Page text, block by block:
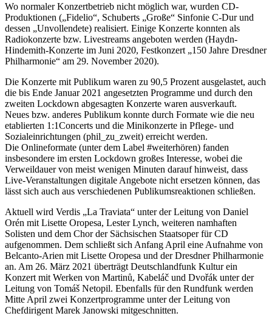
Wo normaler Konzertbetrieb nicht möglich war, wurden CD-
Produktionen („Fidelio“, Schuberts „Große“ Sinfonie C-Dur und
dessen „Unvollendete) realisiert. Einige Konzerte konnten als
Radiokonzerte bzw. Livestreams angeboten werden (Haydn-
Hindemith-Konzerte im Juni 2020, Festkonzert „150 Jahre Dresdner
Philharmonie“ am 29. November 2020).
Die Konzerte mit Publikum waren zu 90,5 Prozent ausgelastet, auch
die bis Ende Januar 2021 angesetzten Programme und durch den
zweiten Lockdown abgesagten Konzerte waren ausverkauft.
Neues bzw. anderes Publikum konnte durch Formate wie die neu
etablierten 1:1Concerts und die Minikonzerte in Pflege- und
Sozialeinrichtungen (phil_zu_zweit) erreicht werden.
Die Onlineformate (unter dem Label #weiterhören) fanden
insbesondere im ersten Lockdown großes Interesse, wobei die
Verweildauer von meist wenigen Minuten darauf hinweist, dass
Live-Veranstaltungen digitale Angebote nicht ersetzen können, das
lässt sich auch aus verschiedenen Publikumsreaktionen schließen.
Aktuell wird Verdis „La Traviata“ unter der Leitung von Daniel
Orén mit Lisette Oropesa, Lester Lynch, weiteren namhaften
Solisten und dem Chor der Sächsischen Staatsoper für CD
aufgenommen. Dem schließt sich Anfang April eine Aufnahme von
Belcanto-Arien mit Lisette Oropesa und der Dresdner Philharmonie
an. Am 26. März 2021 überträgt Deutschlandfunk Kultur ein
Konzert mit Werken von Martinů, Kabeláč und Dvořák unter der
Leitung von Tomáš Netopil. Ebenfalls für den Rundfunk werden
Mitte April zwei Konzertprogramme unter der Leitung von
Chefdirigent Marek Janowski mitgeschnitten.